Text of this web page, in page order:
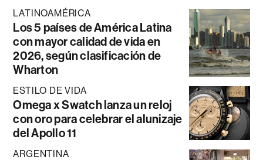
LATINOAMÉRICA
Los 5 países de América Latina
con mayor calidad de vida en
2026, según clasificación de
Wharton
ESTILO DE VIDA
Omega x Swatch lanza un reloj
con oro para celebrar el alunizaje
del Apollo 11
ARGENTINA